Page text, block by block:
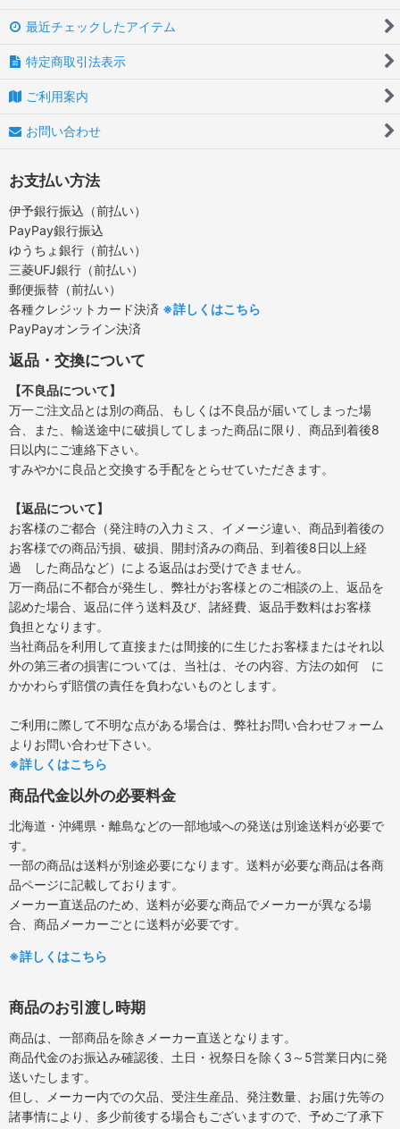
最近チェックしたアイテム
特定商取引法表示
ご利用案内
お問い合わせ
お支払い方法
伊予銀行振込（前払い）
PayPay銀行振込
ゆうちょ銀行（前払い）
三菱UFJ銀行（前払い）
郵便振替（前払い）
各種クレジットカード決済 ※詳しくはこちら
PayPayオンライン決済
返品・交換について
【不良品について】
万一ご注文品とは別の商品、もしくは不良品が届いてしまった場
合、また、輸送途中に破損してしまった商品に限り、商品到着後8
日以内にご連絡下さい。
すみやかに良品と交換する手配をとらせていただきます。
【返品について】
お客様のご都合（発注時の入力ミス、イメージ違い、商品到着後の
お客様での商品汚損、破損、開封済みの商品、到着後8日以上経
過 した商品など）による返品はお受けできません。
万一商品に不都合が発生し、弊社がお客様とのご相談の上、返品を
認めた場合、返品に伴う送料及び、諸経費、返品手数料はお客様
負担となります。
当社商品を利用して直接または間接的に生じたお客様またはそれ以
外の第三者の損害については、当社は、その内容、方法の如何 に
かかわらず賠償の責任を負わないものとします。
ご利用に際して不明な点がある場合は、弊社お問い合わせフォーム
よりお問い合わせ下さい。
※詳しくはこちら
商品代金以外の必要料金
北海道・沖縄県・離島などの一部地域への発送は別途送料が必要で
す。
一部の商品は送料が別途必要になります。送料が必要な商品は各商
品ページに記載しております。
メーカー直送品のため、送料が必要な商品でメーカーが異なる場
合、商品メーカーごとに送料が必要です。
※詳しくはこちら
商品のお引渡し時期
商品は、一部商品を除きメーカー直送となります。
商品代金のお振込み確認後、土日・祝祭日を除く3～5営業日内に発
送いたします。
但し、メーカー内での欠品、受注生産品、発注数量、お届け先等の
諸事情により、多少前後する場合もございますので、予めご了承下